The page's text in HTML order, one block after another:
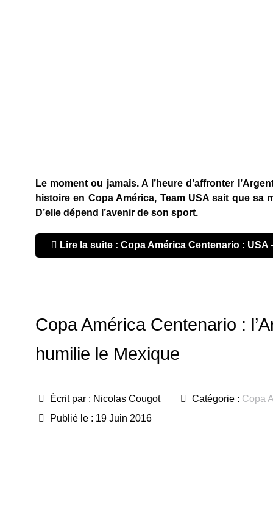
Le moment ou jamais. A l’heure d’affronter
histoire en Copa América, Team USA sait que sa
D’elle dépend l’avenir de son sport.
Lire la suite : Copa América Centenario :
Copa América Centenario :
humilie le Mexique
Écrit par : Nicolas Cougot Catégorie : Copa
Publié le : 19 Juin 2016